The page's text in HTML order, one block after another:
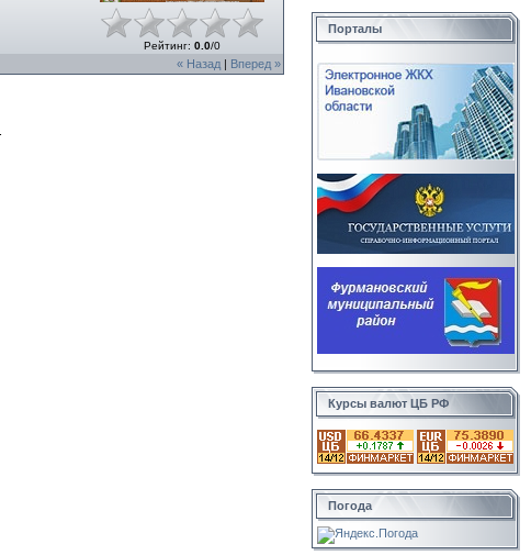
Рейтинг: 0.0/0
« Назад Вперед »
Порталы
Курсы валют ЦБ РФ
Погода